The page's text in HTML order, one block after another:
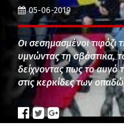
05-06-2019
Οι σεσημασμένοι τιφόζι
υμνώντας τη σβάστικα,
δείχνοντας πως το αυγό
στις κερκίδες των